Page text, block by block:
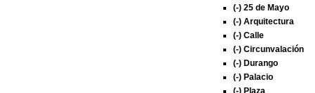
(-) 25 de Mayo
(-) Arquitectura
(-) Calle
(-) Circunvalación
(-) Durango
(-) Palacio
(-) Plaza